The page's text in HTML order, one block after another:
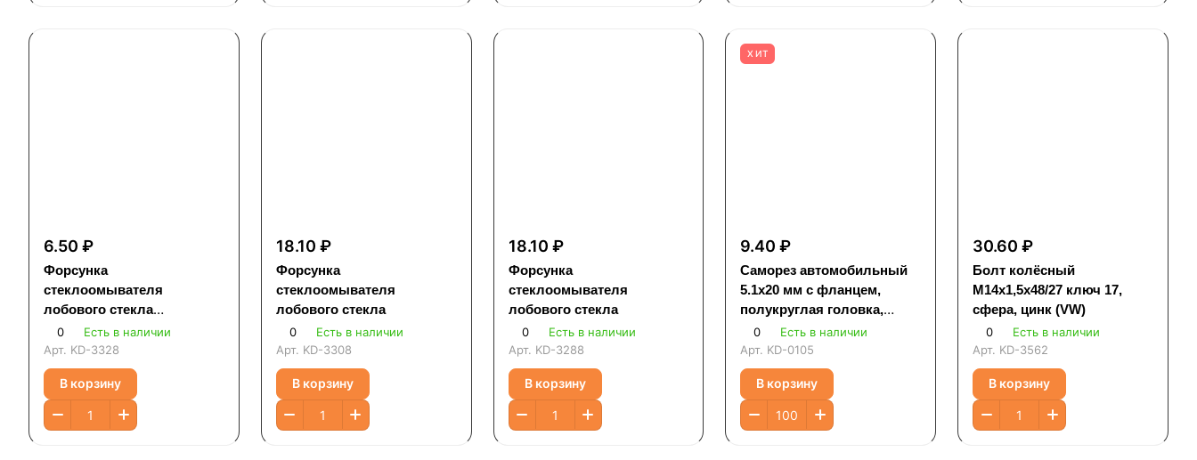
6.50 ₽
Форсунка
стеклоомывателя
лобового стекла
универсальная
0
Есть в наличии
Арт. KD-3328
В корзину
18.10 ₽
Форсунка
стеклоомывателя
лобового стекла
0
Есть в наличии
Арт. KD-3308
В корзину
18.10 ₽
Форсунка
стеклоомывателя
лобового стекла
0
Есть в наличии
Арт. KD-3288
В корзину
ХИТ
9.40 ₽
Саморез автомобильный
5.1х20 мм с фланцем,
полукруглая головка,
черный
0
Есть в наличии
Арт. KD-0105
В корзину
30.60 ₽
Болт колёсный
М14х1,5х48/27 ключ 17,
сфера, цинк (VW)
0
Есть в наличии
Арт. KD-3562
В корзину